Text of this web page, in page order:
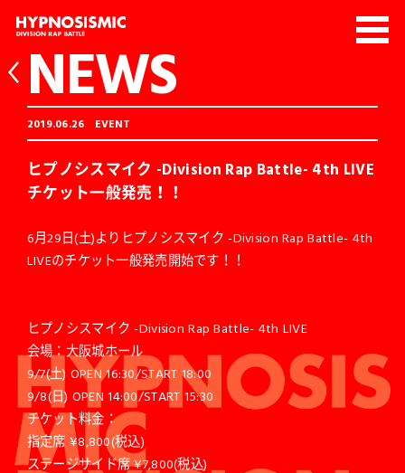
NEWS
2019.06.26 EVENT
ヒプノシスマイク -Division Rap Battle- 4th LIVE
チケット一般発売！！
6月29日(土)よりヒプノシスマイク -Division Rap Battle- 4th
LIVEのチケット一般発売開始です！！
ヒプノシスマイク -Division Rap Battle- 4th LIVE
会場：大阪城ホール
9/7(土) OPEN 16:30/START 18:00
9/8(日) OPEN 14:00/START 15:30
チケット料金：
指定席 ¥8,800(税込)
ステージサイド席 ¥7,800(税込)